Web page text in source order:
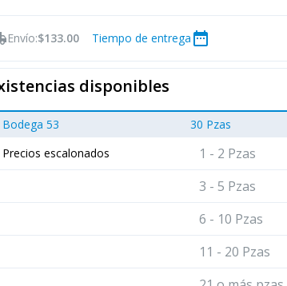
Envío:$133.00 Tiempo de entrega date_range
disponibles
Bodega 53
30 Pzas
Precios escalonados
1 - 2 Pzas
3 - 5 Pzas
6 - 10 Pzas
11 - 20 Pzas